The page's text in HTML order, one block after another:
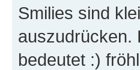
Smilies sind
auszudrücken.
bedeutet :)